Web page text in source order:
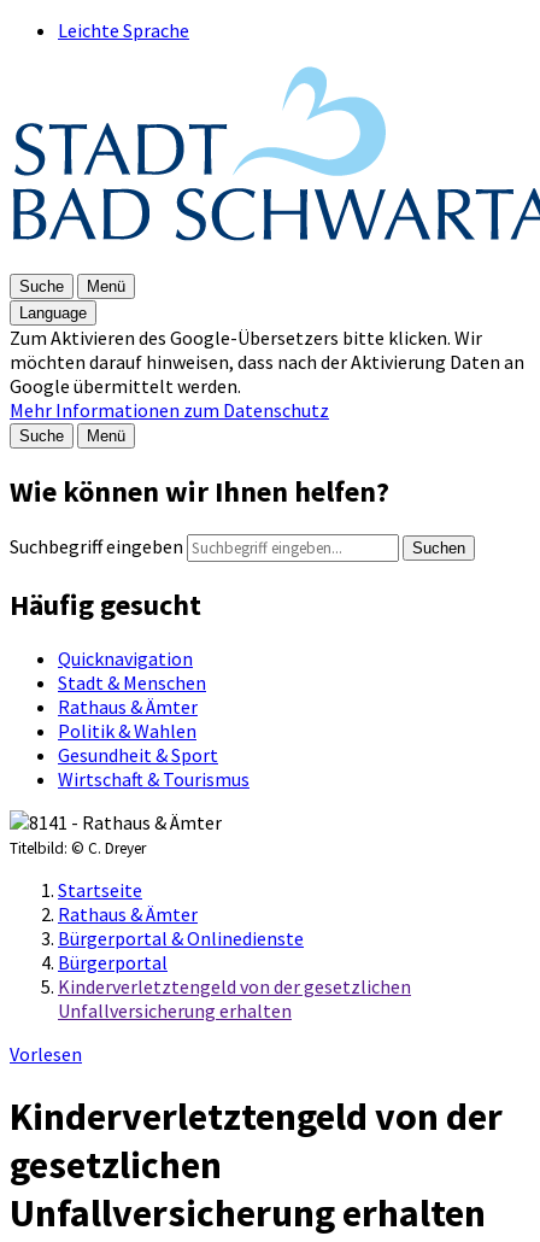
Leichte Sprache
Suche
Menü
Language
Zum Aktivieren des Google-Übersetzers bitte klicken. Wir
möchten darauf hinweisen, dass nach der Aktivierung Daten an
Google übermittelt werden.
Mehr Informationen zum Datenschutz
Suche Menü
Wie können wir Ihnen helfen?
Suchbegriff eingeben Suchen
Häufig gesucht
Quicknavigation
Stadt & Menschen
Rathaus & Ämter
Politik & Wahlen
Gesundheit & Sport
Wirtschaft & Tourismus
Titelbild: © C. Dreyer
Startseite
Rathaus & Ämter
Bürgerportal & Onlinedienste
Bürgerportal
Kinderverletztengeld von der gesetzlichen
Unfallversicherung erhalten
Vorlesen
Kinderverletztengeld von der
gesetzlichen
Unfallversicherung erhalten